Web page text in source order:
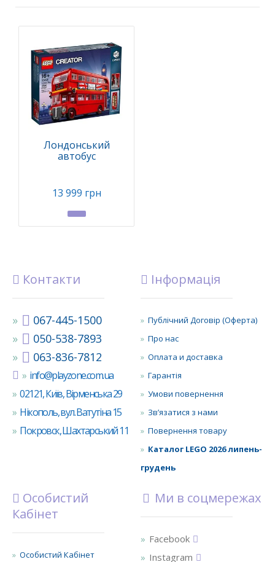
Лондонський
автобус
13 999 грн
Контакти
067-445-1500
050-538-7893
063-836-7812
info@playzone.com.ua
02121, Київ, Вірменська 29
Нікополь, вул. Ватутіна 15
Покровск, Шахтарський 11
Інформація
Публічний Договір (Оферта)
Про нас
Оплата и доставка
Гарантія
Умови повернення
Зв’язатися з нами
Повернення товару
Каталог LEGO 2026 липень-
грудень
Особистий
Кабінет
Особистий Кабінет
Ми в соцмережах
Facebook
Instagram